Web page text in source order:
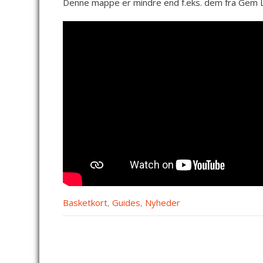
Denne mappe er mindre end f.eks. dem fra
Basketkort, Guides, Nyheder